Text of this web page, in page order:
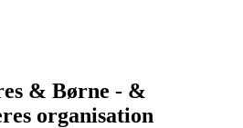
& Børne - &
organisation